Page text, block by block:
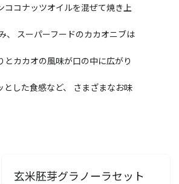
玄米胚芽グラノーラセット
コナッツオイルを混ぜて焼き上
、 スーパーフードのカカオニブは
カカオの風味が口の中に広がり
した食感など、 さまざまなお味